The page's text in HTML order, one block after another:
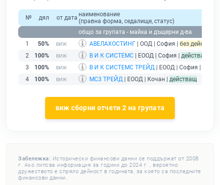
№ дял от дата наименование
(правна форма, седалище, статус)
общо за групата - майка и дъщерни д-ва
1
50% АВЕЛАХОСТИНГ | ООД | София | без дейност -
2
100% В И К СИСТЕМС | ЕООД | София | действащ
3
100% В И К СИСТЕМС ТРЕЙД | ЕООД | София |
4
100% МС3 ТРЕЙД | ЕООД | Кочан | действащ
виж сборни отчети 2 на групата
Забележка: Исторически финансови данни се поддържат от 2008
г. Ако липсва информация за години до 2024 г. , вероятно
дружеството е спряло дейност в годината, за която са последните
финансови данни.